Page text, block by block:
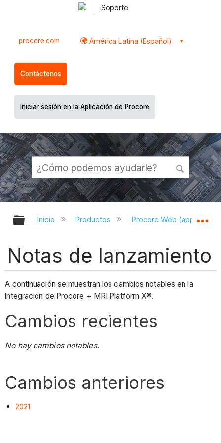
Soporte
procore.com América Latina (Español)
Contáctenos
Iniciar sesión en la Aplicación de Procore
Expandir/contraer jerarquía global
Inicio Productos Procore Web
Notas de lanzamiento
A continuación se muestran los cambios notables en la
integración de Procore + MRI Platform X®.
Cambios recientes
No hay cambios notables.
Cambios anteriores
2021